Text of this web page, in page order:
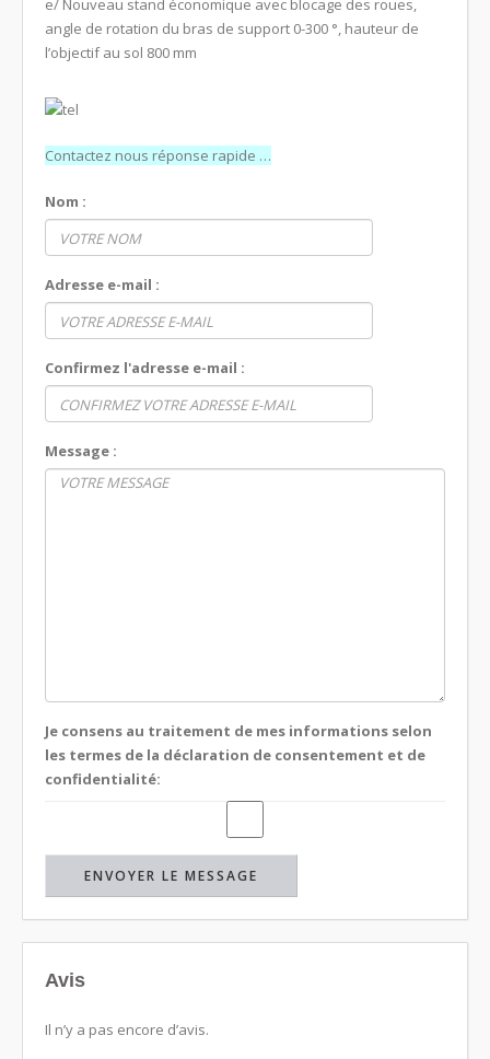
e/ Nouveau stand économique avec blocage des roues,
angle de rotation du bras de support 0-300 °, hauteur de
l’objectif au sol 800 mm
Contactez nous réponse rapide …
Nom :
Adresse e-mail :
Confirmez l'adresse e-mail :
Message :
Je consens au traitement de mes informations selon
les termes de la déclaration de consentement et de
confidentialité:
Avis
Il n’y a pas encore d’avis.